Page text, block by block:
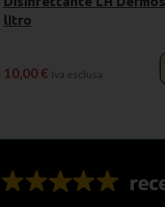
litro
10,00€ Iva esclusa